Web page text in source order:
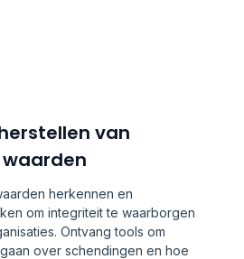
van
herkennen en
om integriteit te waarborgen
Ontvang tools om
over schendingen en hoe